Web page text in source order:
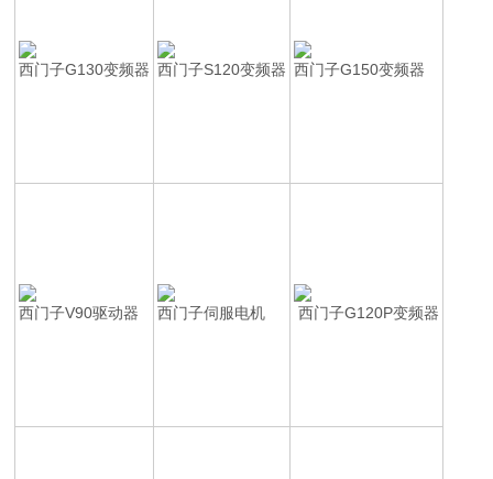
西门子G130变频器 西门子S120变频器 西门子G150变频器
西门子V90驱动器 西门子伺服电机 西门子G120P变频器